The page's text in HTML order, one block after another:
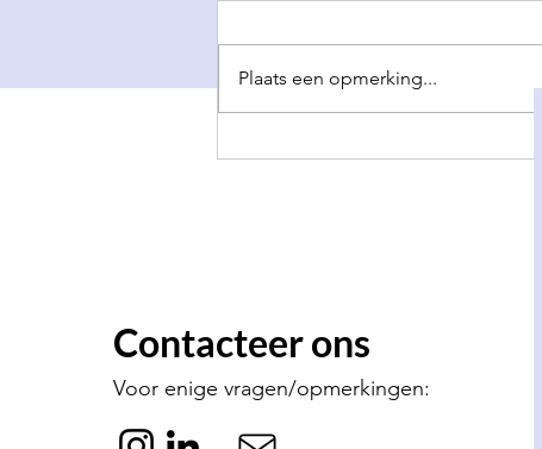
Dokkaebi Gala 2026 ✨
Plaats een opmerking...
Contacteer ons
Voor enige vragen/opmerkingen: